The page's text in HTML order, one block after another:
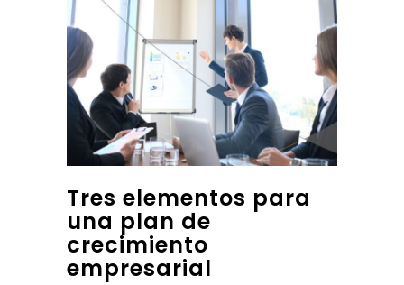
Tres elementos para
una plan de
crecimiento
empresarial